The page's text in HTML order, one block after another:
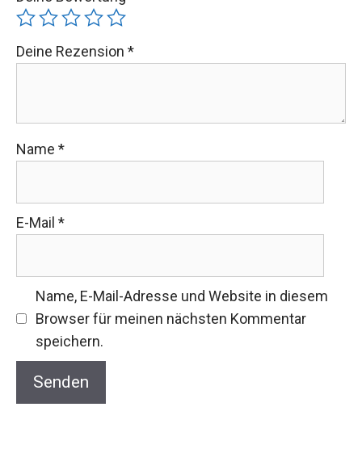
Deine Rezension *
Name *
E-Mail *
Name, E-Mail-Adresse und Website in diesem
Browser für meinen nächsten Kommentar
speichern.